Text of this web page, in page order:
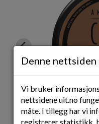
Denne
Vi bruker
nettsidene uit.no
måte. I tillegg har vi
registrerer statistikk,